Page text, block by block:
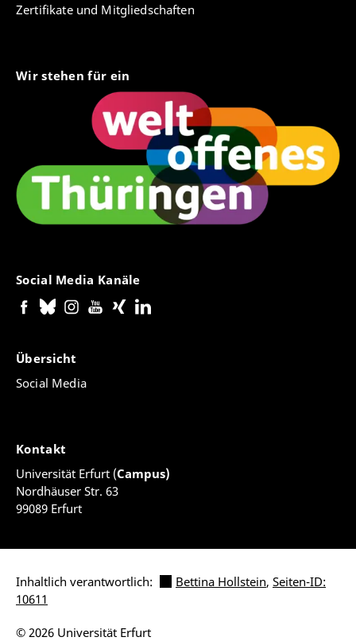
Zertifikate und Mitgliedschaften
Wir stehen für ein
Social Media Kanäle
Übersicht
Social Media
Kontakt
Universität Erfurt (Campus)
Nordhäuser Str. 63
99089 Erfurt
Inhaltlich verantwortlich: Bettina Hollstein, Seiten-ID:
10611
© 2026 Universität Erfurt